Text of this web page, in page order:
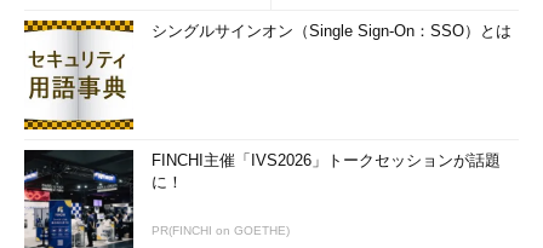
シングルサインオン（Single Sign-On：SSO）とは
FINCHI主催「IVS2026」トークセッションが話題
に！
PR(FINCHI on GOETHE)